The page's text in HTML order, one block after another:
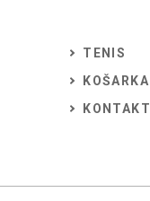
TENIS
KOŠARKA
KONTAKT